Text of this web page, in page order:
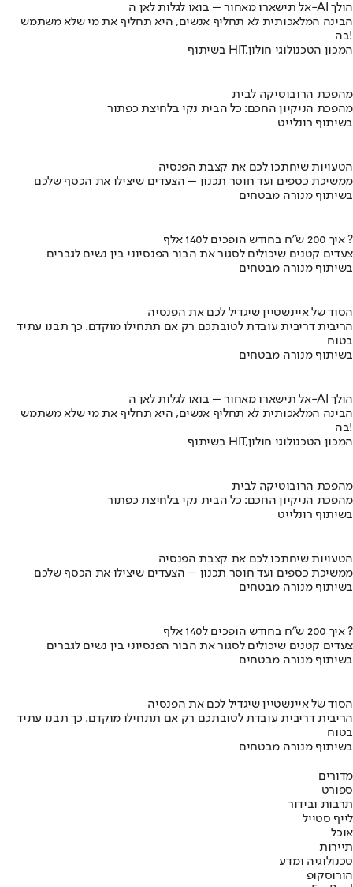
אל תישארו מאחור – בואו לגלות לאן ה-AI הולך
הבינה המלאכותית לא תחליף אנשים, היא תחליף את מי שלא משתמש
בה!
בשיתוף HIT,המכון הטכנולוגי חולון
מהפכת הרובוטיקה לבית
מהפכת הניקיון החכם: כל הבית נקי בלחיצת כפתור
בשיתוף רונלייט
הטעויות שיחתכו לכם את קצבת הפנסיה
ממשיכת כספים ועד חוסר תכנון – הצעדים שיצילו את הכסף שלכם
בשיתוף מנורה מבטחים
איך 200 ש"ח בחודש הופכים ל140 אלף ?
צעדים קטנים שיכולים לסגור את הבור הפנסיוני בין נשים לגברים
בשיתוף מנורה מבטחים
הסוד של איינשטיין שיגדיל לכם את הפנסיה
הריבית דריבית עובדת לטובתכם רק אם תתחילו מוקדם. כך תבנו עתיד
בטוח
בשיתוף מנורה מבטחים
אל תישארו מאחור – בואו לגלות לאן ה-AI הולך
הבינה המלאכותית לא תחליף אנשים, היא תחליף את מי שלא משתמש
בה!
בשיתוף HIT,המכון הטכנולוגי חולון
מהפכת הרובוטיקה לבית
מהפכת הניקיון החכם: כל הבית נקי בלחיצת כפתור
בשיתוף רונלייט
הטעויות שיחתכו לכם את קצבת הפנסיה
ממשיכת כספים ועד חוסר תכנון – הצעדים שיצילו את הכסף שלכם
בשיתוף מנורה מבטחים
איך 200 ש"ח בחודש הופכים ל140 אלף ?
צעדים קטנים שיכולים לסגור את הבור הפנסיוני בין נשים לגברים
בשיתוף מנורה מבטחים
הסוד של איינשטיין שיגדיל לכם את הפנסיה
הריבית דריבית עובדת לטובתכם רק אם תתחילו מוקדם. כך תבנו עתיד
בטוח
בשיתוף מנורה מבטחים
מדורים
ספורט
תרבות ובידור
לייף סטייל
אוכל
תיירות
טכנולוגיה ומדע
הורוסקופ